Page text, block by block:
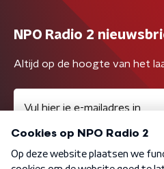
NPO Radio 2
Altijd op de hoogte van het